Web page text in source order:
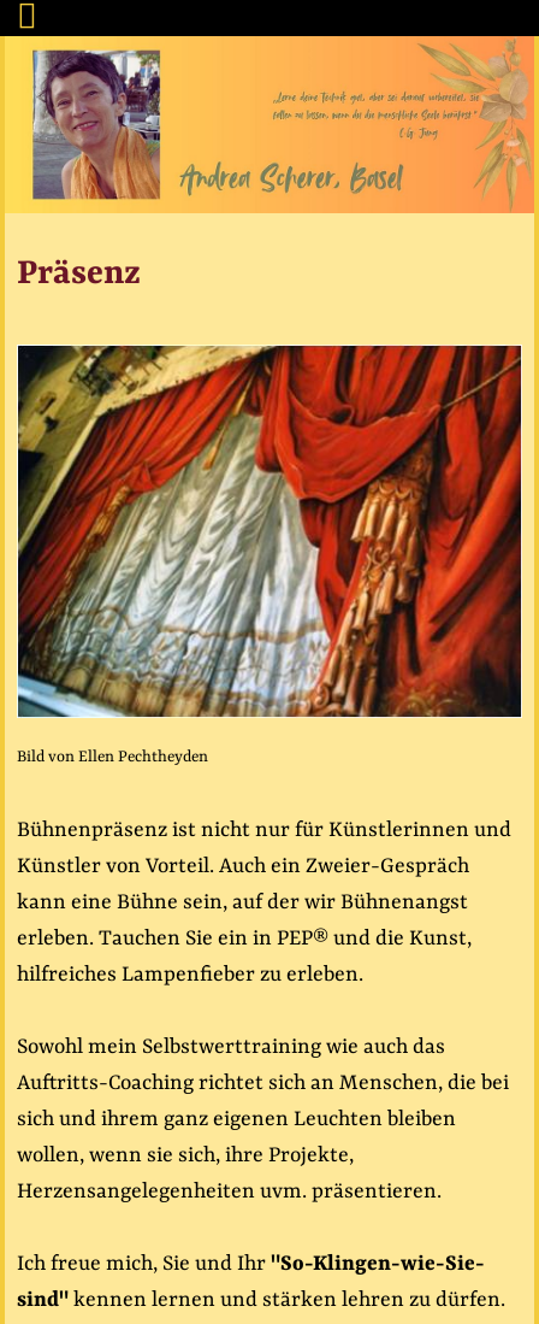
Präsenz
Bild von Ellen Pechtheyden
Bühnenpräsenz ist nicht nur für Künstlerinnen und
Künstler von Vorteil. Auch ein Zweier-Gespräch
kann eine Bühne sein, auf der wir Bühnenangst
erleben. Tauchen Sie ein in PEP® und die Kunst,
hilfreiches Lampenfieber zu erleben.
Sowohl mein Selbstwerttraining wie auch das
Auftritts-Coaching richtet sich an Menschen, die bei
sich und ihrem ganz eigenen Leuchten bleiben
wollen, wenn sie sich, ihre Projekte,
Herzensangelegenheiten uvm. präsentieren.
Ich freue mich, Sie und Ihr "So-Klingen-wie-Sie-
sind" kennen lernen und stärken lehren zu dürfen.